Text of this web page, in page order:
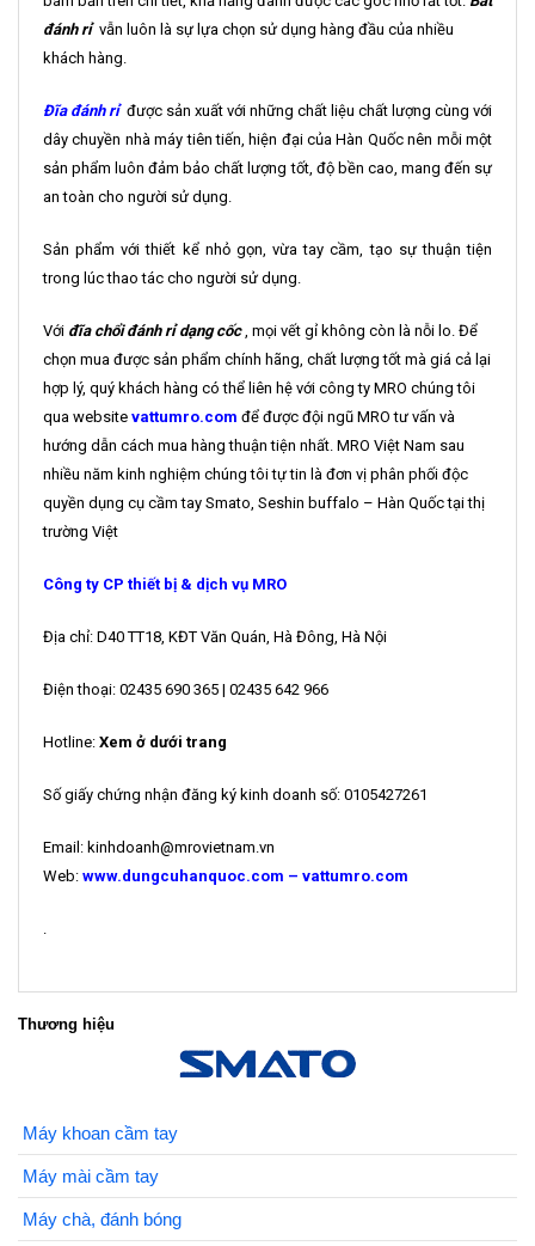
đánh rỉ vẫn luôn là sự lựa chọn sử dụng hàng đầu của nhiều
khách hàng.
Đĩa đánh rỉ được sản xuất với những chất liệu chất lượng cùng với
dây chuyền nhà máy tiên tiến, hiện đại của Hàn Quốc nên mỗi một
sản phẩm luôn đảm bảo chất lượng tốt, độ bền cao, mang đến sự
an toàn cho người sử dụng.
Sản phẩm với thiết kể nhỏ gọn, vừa tay cầm, tạo sự thuận tiện
trong lúc thao tác cho người sử dụng.
Với đĩa chổi đánh rỉ dạng cốc, mọi vết gỉ không còn là nỗi lo. Để
chọn mua được sản phẩm chính hãng, chất lượng tốt mà giá cả lại
hợp lý, quý khách hàng có thể liên hệ với công ty MRO chúng tôi
qua website vattumro.com để được đội ngũ MRO tư vấn và
hướng dẫn cách mua hàng thuận tiện nhất. MRO Việt Nam sau
nhiều năm kinh nghiệm chúng tôi tự tin là đơn vị phân phối độc
quyền dụng cụ cầm tay Smato, Seshin buffalo – Hàn Quốc tại thị
trường Việt
Công ty CP thiết bị & dịch vụ MRO
Địa chỉ: D40 TT18, KĐT Văn Quán, Hà Đông, Hà Nội
Điện thoại: 02435 690 365 | 02435 642 966
Hotline: Xem ở dưới trang
Số giấy chứng nhận đăng ký kinh doanh số: 0105427261
Email: kinhdoanh@mrovietnam.vn
Web: www.dungcuhanquoc.com – vattumro.com
.
Thương hiệu
Máy khoan cầm tay
Máy mài cầm tay
Máy chà, đánh bóng